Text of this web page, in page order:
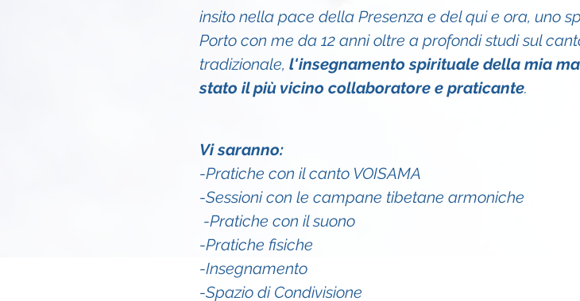
insito nella pace della Presenza e del qui e ora, uno
Porto con me da 12 anni oltre a profondi studi sul
tradizionale, l'insegnamento spirituale della mia
stato il più vicino collaboratore e praticante.
Vi saranno:
-Pratiche con il canto VOISAMA
-Sessioni con le campane tibetane armoniche
-Pratiche con il suono
-Pratiche fisiche
-Insegnamento
-Spazio di Condivisione